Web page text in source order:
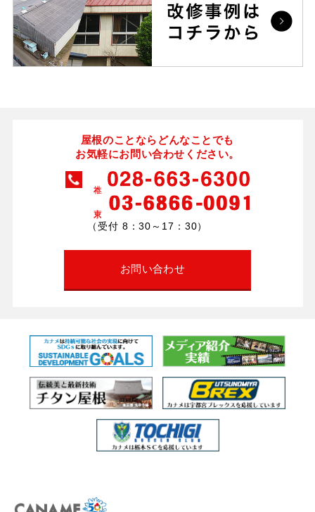
屋根のことならどんなことでも
お気軽にお問い合わせください。
（受付 8：30～17：30）
お問い合わせ